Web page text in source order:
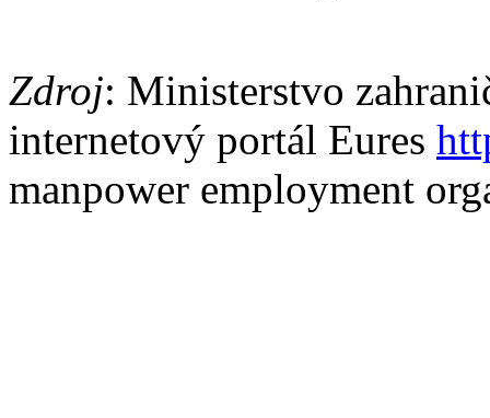
Zdroj: Ministerstvo
internetový portál Eures
manpower employment